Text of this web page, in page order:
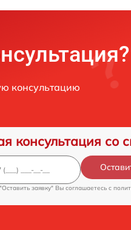
консультацию
консультация со
заявку" Вы соглашаетесь c